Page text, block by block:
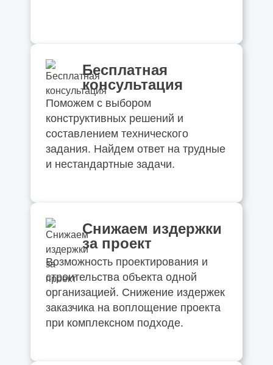
Бесплатная
консультация
Поможем с выбором
конструктивных решений и
составлением технического
задания. Найдем ответ на трудные
и нестандартные задачи.
Снижаем издержки
за проект
Возможность проектирования и
строительства объекта одной
организацией. Снижение издержек
заказчика на воплощение проекта
при комплексном подходе.